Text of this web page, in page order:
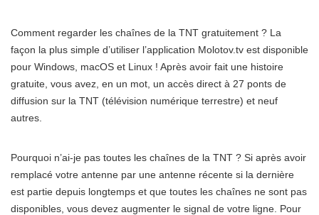
Comment regarder les chaînes de la TNT gratuitement ? La
façon la plus simple d’utiliser l’application Molotov.tv est disponible
pour Windows, macOS et Linux ! Après avoir fait une histoire
gratuite, vous avez, en un mot, un accès direct à 27 ponts de
diffusion sur la TNT (télévision numérique terrestre) et neuf
autres.
Pourquoi n’ai-je pas toutes les chaînes de la TNT ? Si après avoir
remplacé votre antenne par une antenne récente si la dernière
est partie depuis longtemps et que toutes les chaînes ne sont pas
disponibles, vous devez augmenter le signal de votre ligne. Pour